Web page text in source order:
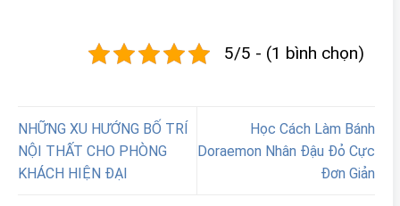
5/5 - (1 bình chọn)
NHỮNG XU HƯỚNG BỐ TRÍ
NỘI THẤT CHO PHÒNG
KHÁCH HIỆN ĐẠI
Học Cách Làm Bánh
Doraemon Nhân Đậu Đỏ Cực
Đơn Giản